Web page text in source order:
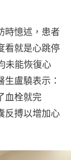
時憶述，患者
看就是心跳停
未能恢復心
盧驍表示：
血栓就完
反搏以增加心